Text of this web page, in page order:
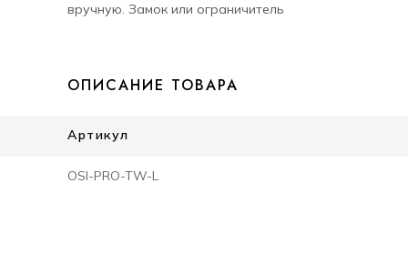
вручную. Замок или ограничитель
Артикул
OSI-PRO-TW-L
ОПИСАНИЕ ТОВАРА